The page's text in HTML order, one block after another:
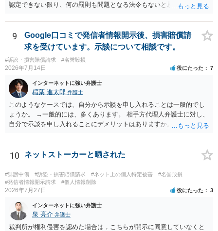
認定できない限り、何の罰則も問題となる法令もないと思われます。
9
Google口コミで発信者情報開示後、損害賠償請
求を受けています。示談について相談です。
#訴訟・損害賠償請求 #名誉毀損
2026年7月14日 役にたった 7
インターネットに強い弁護士
稲葉 進太郎 弁護士
このようなケースでは、自分から示談を申し入れることは一般的でし
ょうか。 →一般的には、多くあります。 相手方代理人弁護士に対し、
自分で示談を申し入れることにデメリットはありますか。 →弁護士で
できる主張を展開するのが難しいという点が指摘されるでしょう。 弁
護士に依頼する経済的余裕がない場合、自分で示談交渉を行う際に注
意すべき点があれば教えてください。 →分からないことが出てきたら
弁護士にご相談になるのが良いかと存じます。まずは電話相談などで
直接弁護士にご相談になることをお勧めいたします。
10 ネットストーカーと晒された
#誹謗中傷 #訴訟・損害賠償請求 #ネット上の個人特定被害
#名誉毀損
#発信者情報開示請求
#個人情報削除
2026年7月27日 役にたった 3
インターネットに強い弁護士
泉 亮介 弁護士
裁判所が権利侵害を認めた場合は，こちらが開示に同意していなくと